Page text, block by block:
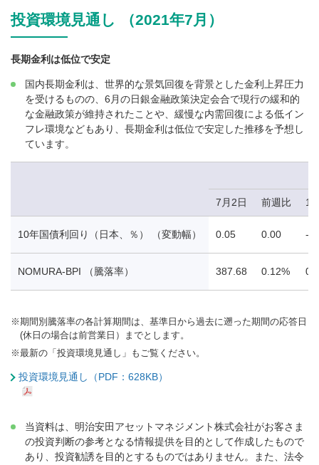
投資環境見通し （2021年7月）
長期金利は低位で安定
国内長期金利は、世界的な景気回復を背景とした金利上昇圧力
を受けるものの、6月の日銀金融政策決定会合で現行の緩和的
な金融政策が維持されたことや、緩慢な内需回復による低イン
フレ環境などもあり、長期金利は低位で安定した推移を予想し
ています。
7月2日 前週比 1
10年国債利回り（日本、％） （変動幅） 0.05 0.00 -
NOMURA-BPI （騰落率） 387.68 0.12%
※期間別騰落率の各計算期間は、基準日から過去に遡った期間の応答日
(休日の場合は前営業日）までとします。
※最新の「投資環境見通し」もご覧ください。
投資環境見通し（PDF：628KB）
当資料は、明治安田アセットマネジメント株式会社がお客さま
の投資判断の参考となる情報提供を目的として作成したもので
あり、投資勧誘を目的とするものではありません。また、法令